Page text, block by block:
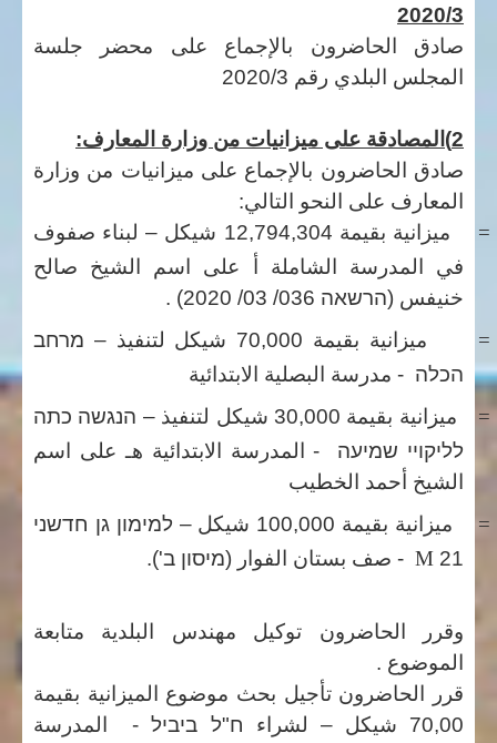
2020/3
صادق الحاضرون بالإجماع على محضر جلسة
المجلس البلدي رقم 2020/3
2)المصادقة على ميزانيات من وزارة المعارف:
صادق الحاضرون بالإجماع على ميزانيات من وزارة
المعارف على النحو التالي:
=
ميزانية بقيمة 12,794,304 شيكل –
لبناء صفوف
في المدرسة الشاملة أ على اسم الشيخ صالح
خنيفس (הרשאה 036/ 03/ 2020 )
.
=
ميزانية بقيمة 70,000 شيكل لتنفيذ –
מרחב
הכלה - مدرسة البصلية الابتدائية
=
ميزانية بقيمة 30,000 شيكل لتنفيذ –
הנגשה כתה
לליקויי שמיעה - المدرسة الابتدائية هـ على اسم
الشيخ أحمد الخطيب
=
ميزانية بقيمة 100,000 شيكل
– למימון גן חדשני
21
M
- صف بستان الفوار (מיסון ב').
وقرر الحاضرون توكيل مهندس البلدية متابعة
الموضوع .
قرر الحاضرون تأجيل بحث موضوع الميزانية بقيمة
70,00 شيكل –
لشراء ח"ל ביביל-
المدرسة